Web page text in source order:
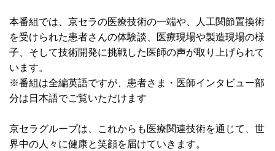
本番組では、京セラの医療技術の一端や、人工関節置換術
を受けられた患者さんの体験談、医療現場や製造現場の様
子、そして技術開発に挑戦した医師の声が取り上げられて
います。
※番組は全編英語ですが、患者さま・医師インタビュー部
分は日本語でご覧いただけます
京セラグループは、これからも医療関連技術を通じて、世
界中の人々に健康と笑顔を届けていきます。